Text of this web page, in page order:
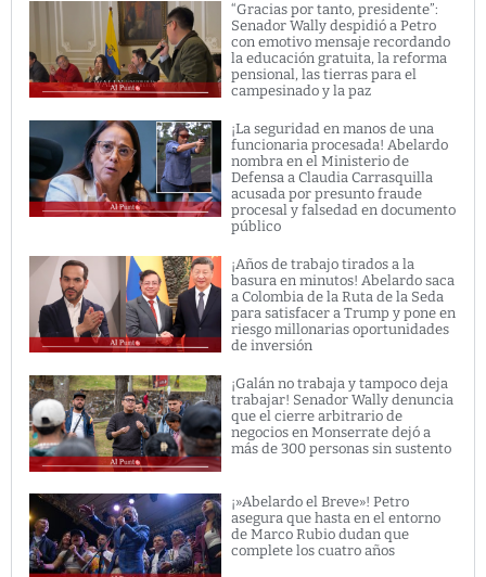
“Gracias por tanto, presidente”:
Senador Wally despidió a Petro
con emotivo mensaje recordando
la educación gratuita, la reforma
pensional, las tierras para el
campesinado y la paz
¡La seguridad en manos de una
funcionaria procesada! Abelardo
nombra en el Ministerio de
Defensa a Claudia Carrasquilla
acusada por presunto fraude
procesal y falsedad en documento
público
¡Años de trabajo tirados a la
basura en minutos! Abelardo saca
a Colombia de la Ruta de la Seda
para satisfacer a Trump y pone en
riesgo millonarias oportunidades
de inversión
¡Galán no trabaja y tampoco deja
trabajar! Senador Wally denuncia
que el cierre arbitrario de
negocios en Monserrate dejó a
más de 300 personas sin sustento
¡»Abelardo el Breve»! Petro
asegura que hasta en el entorno
de Marco Rubio dudan que
complete los cuatro años